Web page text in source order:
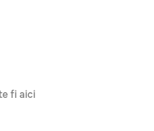
fi aici